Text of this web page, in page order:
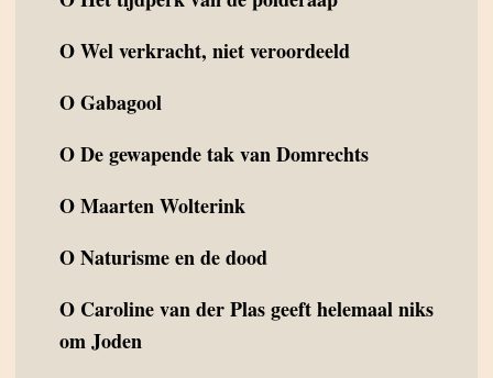
OWel verkracht, niet veroordeeld
OGabagool
ODe gewapende tak van Domrechts
OMaarten Wolterink
ONaturisme en de dood
O Caroline van der Plas geeft helemaal niks
om Joden